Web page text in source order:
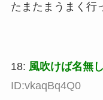
たまたまうまく行
18: 風吹けば名無し
ID:vkaqBq4Q0